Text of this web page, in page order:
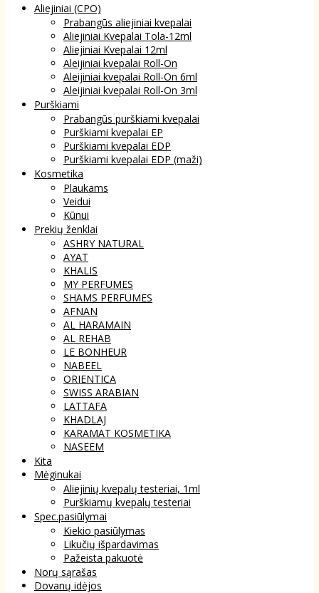
Aliejiniai (CPO)
Prabangūs aliejiniai kvepalai
Aliejiniai Kvepalai Tola-12ml
Aliejiniai Kvepalai 12ml
Aleijiniai kvepalai Roll-On
Aleijiniai kvepalai Roll-On 6ml
Aleijiniai kvepalai Roll-On 3ml
Purškiami
Prabangūs purškiami kvepalai
Purškiami kvepalai EP
Purškiami kvepalai EDP
Purškiami kvepalai EDP (maži)
Kosmetika
Plaukams
Veidui
Kūnui
Prekių ženklai
ASHRY NATURAL
AYAT
KHALIS
MY PERFUMES
SHAMS PERFUMES
AFNAN
AL HARAMAIN
AL REHAB
LE BONHEUR
NABEEL
ORIENTICA
SWISS ARABIAN
LATTAFA
KHADLAJ
KARAMAT KOSMETIKA
NASEEM
Kita
Mėginukai
Aliejinių kvepalų testeriai, 1ml
Purškiamų kvepalų testeriai
Spec.pasiūlymai
Kiekio pasiūlymas
Likučių išpardavimas
Pažeista pakuotė
Norų sąrašas
Dovanų idėjos